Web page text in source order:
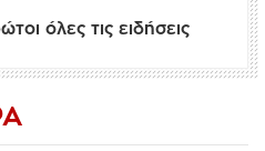
όλες τις ειδήσεις